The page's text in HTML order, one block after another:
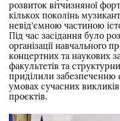
розвиток вітчизняної
кількох поколінь
невід’ємною частиною
Під час засідання було
організації навчального
концертних та наукових
факультетів та
приділили забезпеченню
умовах сучасних викликів
проєктів.